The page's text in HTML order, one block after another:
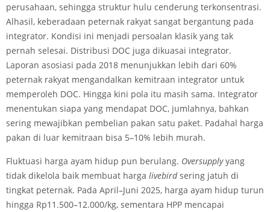
perusahaan, sehingga struktur hulu cenderung terkonsentrasi.
Alhasil, keberadaan peternak rakyat sangat bergantung pada
integrator. Kondisi ini menjadi persoalan klasik yang tak
pernah selesai. Distribusi DOC juga dikuasai integrator.
Laporan asosiasi pada 2018 menunjukkan lebih dari 60%
peternak rakyat mengandalkan kemitraan integrator untuk
memperoleh DOC. Hingga kini pola itu masih sama. Integrator
menentukan siapa yang mendapat DOC, jumlahnya, bahkan
sering mewajibkan pembelian pakan satu paket. Padahal harga
pakan di luar kemitraan bisa 5–10% lebih murah.
Fluktuasi harga ayam hidup pun berulang. Oversupplyyang
tidak dikelola baik membuat harga livebirdsering jatuh di
tingkat peternak. Pada April–Juni 2025, harga ayam hidup turun
hingga Rp11.500–12.000/kg, sementara HPP mencapai